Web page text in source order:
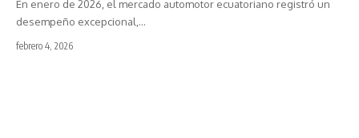
En enero de 2026, el mercado automotor ecuatoriano registró un
desempeño excepcional, …
febrero 4, 2026